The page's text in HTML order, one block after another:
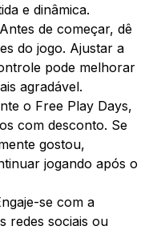
e dinâmica.
Antes de começar, dê
do jogo. Ajustar a
pode melhorar
agradável.
o Free Play Days,
com desconto. Se
gostou,
jogando após o
se com a
redes sociais ou